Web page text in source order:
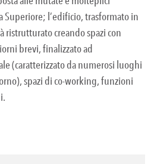
Superiore; l’edificio, trasformato in
ristrutturato creando spazi con
brevi, finalizzato ad
(caratterizzato da numerosi luoghi
spazi di co-working, funzioni